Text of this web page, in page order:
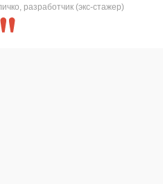
разработчик (экс-стажер)